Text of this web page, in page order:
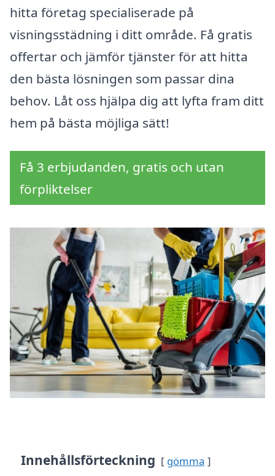
hitta företag specialiserade på
visningsstädning i ditt område. Få gratis
offertar och jämför tjänster för att hitta
den bästa lösningen som passar dina
behov. Låt oss hjälpa dig att lyfta fram ditt
hem på bästa möjliga sätt!
Få 3 erbjudanden, gratis och utan
förpliktelser
Innehållsförteckning gömma